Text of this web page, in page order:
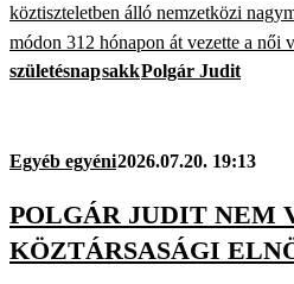
köztiszteletben álló nemzetközi
módon 312 hónapon át vezette a női
születésnapsakkPolgár Judit
Egyéb egyéni2026.07.20. 19:13
POLGÁR JUDIT NEM
KÖZTÁRSASÁGI